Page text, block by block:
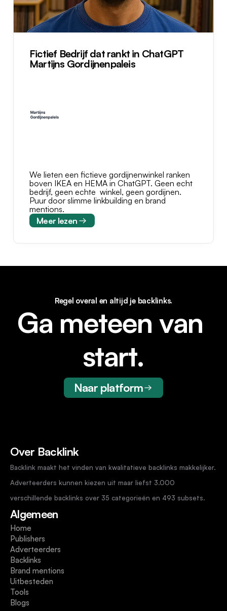
Fictief Bedrijf dat rankt in ChatGPT
Martijns Gordijnenpaleis
We lieten een fictieve gordijnenwinkel ranken
boven IKEA en HEMA in ChatGPT. Geen echt
bedrijf, geen echte  winkel, geen gordijnen.
Puur door slimme linkbuilding en brand
mentions.
Meer lezen
Regel overal en altijd je backlinks.
Ga meteen van
start.
Naar platform
Over Backlink
Backlink maakt het vinden van kwalitatieve backlinks makkelijker.
Adverteerders kunnen kiezen uit maar liefst 3.000
verschillende backlinks over 35 categorieën en 493 subsets.
Algemeen
Home
Publishers
Adverteerders
Backlinks
Brand mentions
Uitbesteden
Tools
Blogs